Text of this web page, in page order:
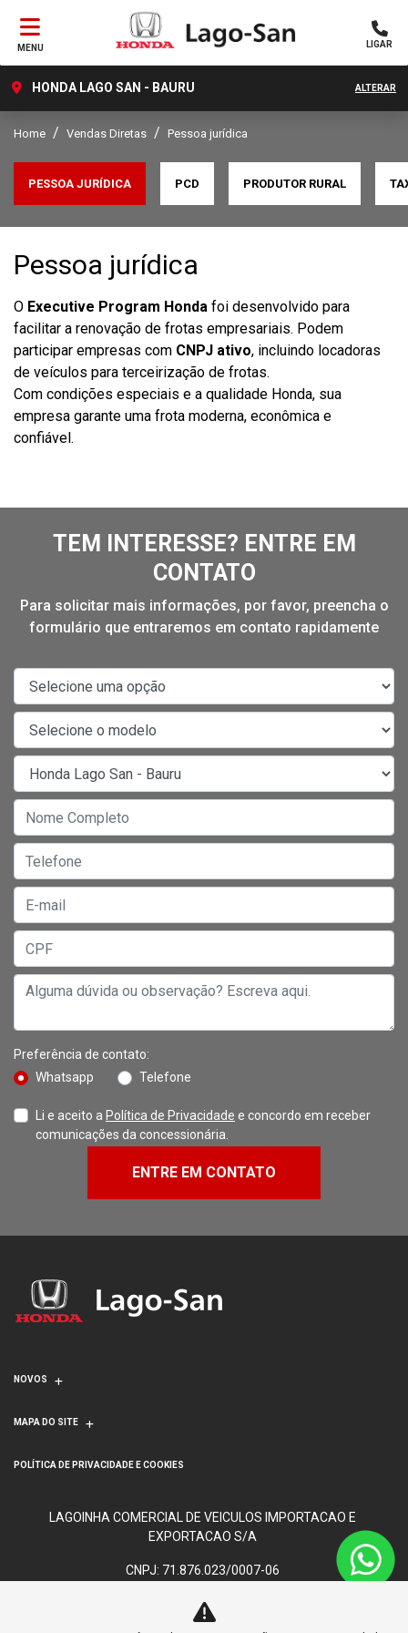
MENU LIGAR
HONDA LAGO SAN - BAURU ALTERAR
Home Vendas Diretas Pessoa jurídica
PCD
PESSOA JURÍDICA PRODUTOR RURAL
Pessoa jurídica
O Executive Program Honda foi desenvolvido para
facilitar a renovação de frotas empresariais. Podem
participar empresas com CNPJ ativo, incluindo locadoras
de veículos para terceirização de frotas.
Com condições especiais e a qualidade Honda, sua
empresa garante uma frota moderna, econômica e
confiável.
TEM INTERESSE? ENTRE EM
CONTATO
Para solicitar mais informações, por favor, preencha o
formulário que entraremos em contato rapidamente
Preferência de contato:
Whatsapp
Telefone
Li e aceito a Política de Privacidade e concordo em receber
comunicações da concessionária.
ENTRE EM CONTATO
NOVOS
MAPA DO SITE
POLÍTICA DE PRIVACIDADE E COOKIES
LAGOINHA COMERCIAL DE VEICULOS IMPORTACAO E
EXPORTACAO S/A
CNPJ: 71.876.023/0007-06